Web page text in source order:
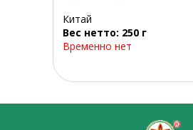
Китай
Вес нетто: 250 г
Временно нет